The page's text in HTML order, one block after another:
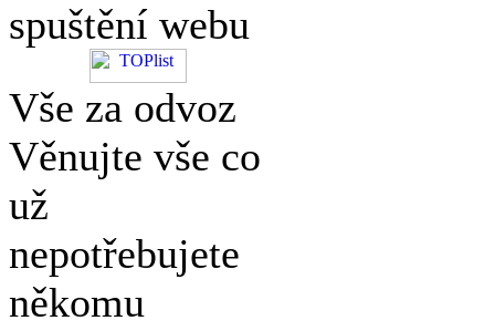
spuštění webu
Vše za odvoz
Věnujte vše co
už
nepotřebujete
někomu